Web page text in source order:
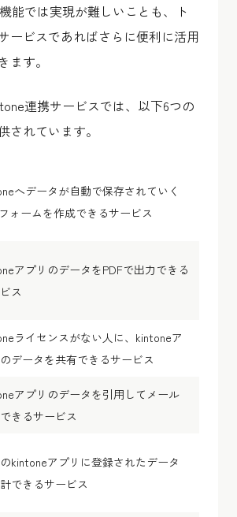
能では実現が難しいことも、ト
ービスであればさらに便利に活用
ます。
連携サービスでは、以下6つの
されています。
へデータが自動で保存されていく
ォームを作成できるサービス
アプリのデータをPDFで出力できる
ス
ライセンスがない人に、kintoneア
データを共有できるサービス
アプリのデータを引用してメール
きるサービス
kintoneアプリに登録されたデータ
できるサービス